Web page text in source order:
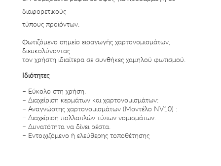
διαφορετικούς
τύπους προϊόντων.
Φωτιζόμενο σημείο εισαγωγής χαρτονομισμάτων,
διευκολύνοντας
τον χρήστη ιδιαίτερα σε συνθήκες χαμηλού φωτισμού.
Ιδιότητες
– Εύκολο στη χρήση.
– Διαχείριση κερμάτων και χαρτονομισμάτων:
– Αναγνώστης χαρτονομισμάτων (Μοντέλο NV10) :
– Διαχείριση πολλαπλών τύπων νομισμάτων.
– Δυνατότητα να δίνει ρέστα.
– Εντοιχιζόμενο ή ελεύθερης τοποθέτησης